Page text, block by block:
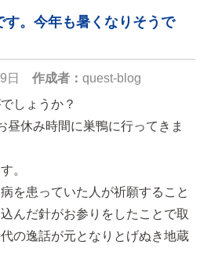
。今年も暑くなりそうで
日 作成者： quest-blog
しょうか？
昼休み時間に巣鴨に行ってきま
。
を患っていた人が祈願すること
んだ針がお参りをしたことで取
の逸話が元となりとげぬき地蔵